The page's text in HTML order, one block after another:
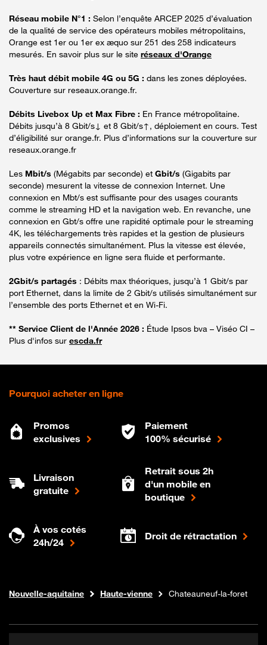
Réseau mobile N°1 : Selon l’enquête ARCEP 2025 d’évaluation
de la qualité de service des opérateurs mobiles métropolitains,
Orange est 1er ou 1er ex æquo sur 251 des 258 indicateurs
mesurés. En savoir plus sur le site réseaux d'Orange
Très haut débit mobile 4G ou 5G : dans les zones déployées.
Couverture sur reseaux.orange.fr.
Débits Livebox Up et Max Fibre : En France métropolitaine.
Débits jusqu’à 8 Gbit/s↓ et 8 Gbit/s↑, déploiement en cours. Test
d’éligibilité sur orange.fr. Plus d’informations sur la couverture sur
reseaux.orange.fr
Les Mbit/s (Mégabits par seconde) et Gbit/s (Gigabits par
seconde) mesurent la vitesse de connexion Internet. Une
connexion en Mbt/s est suffisante pour des usages courants
comme le streaming HD et la navigation web. En revanche, une
connexion en Gbt/s offre une rapidité optimale pour le streaming
4K, les téléchargements très rapides et la gestion de plusieurs
appareils connectés simultanément. Plus la vitesse est élevée,
plus votre expérience en ligne sera fluide et performante.
2Gbit/s partagés : Débits max théoriques, jusqu’à 1 Gbit/s par
port Ethernet, dans la limite de 2 Gbit/s utilisés simultanément sur
l’ensemble des ports Ethernet et en Wi-Fi.
** Service Client de l'Année 2026 : Étude Ipsos bva – Viséo CI –
Plus d'infos sur escda.fr
Pourquoi acheter en ligne
Promos
exclusives
Paiement
100% sécurisé
Livraison
gratuite
Retrait sous 2h
d'un mobile en
boutique
À vos cotés
24h/24
Droit de rétractation
Boutique Orange
Internet fibre
Nouvelle-aquitaine Haute-vienne Chateauneuf-la-foret